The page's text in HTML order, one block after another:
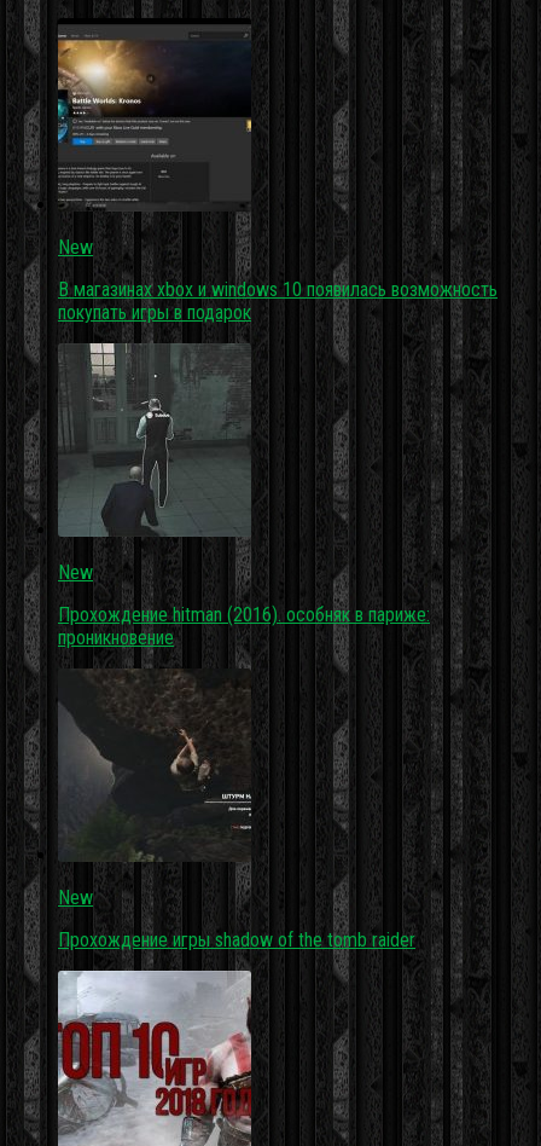
New
В магазинах xbox и windows 10 появилась возможность
покупать игры в подарок
New
Прохождение hitman (2016). особняк в париже:
проникновение
New
Прохождение игры shadow of the tomb raider